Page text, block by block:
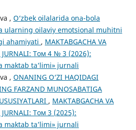
, O‘zbek oilalarida ona-bola
ularning oilaviy emotsional muhitni
ahamiyati , MAKTABGACHA VA
JURNALI: Том 4 № 3 (2026):
maktab ta’limi» jurnali
, ONANING O‘ZI HAQIDAGI
FARZAND MUNOSABATIGA
, MAKTABGACHA VA
JURNALI: Том 3 (2025):
maktab ta’limi» jurnali